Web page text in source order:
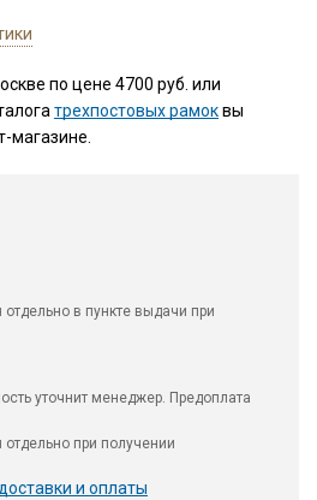
по цене 4700 руб. или
трехпостовых рамоквы
магазине.
в пункте выдачи при
уточнит менеджер. Предоплата
при получении
и оплаты